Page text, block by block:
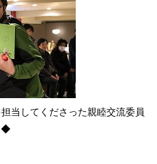
当してくださった親睦交流委員
◆